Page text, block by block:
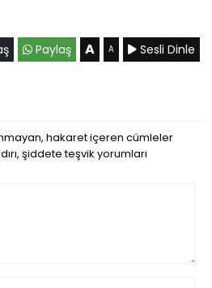
Paylaş A A Sesli Dinle
hakaret içeren cümleler
şiddete teşvik yorumları